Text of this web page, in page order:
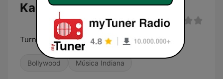
Kadak FM
Turn it UP!
Bollywood Música Indiana